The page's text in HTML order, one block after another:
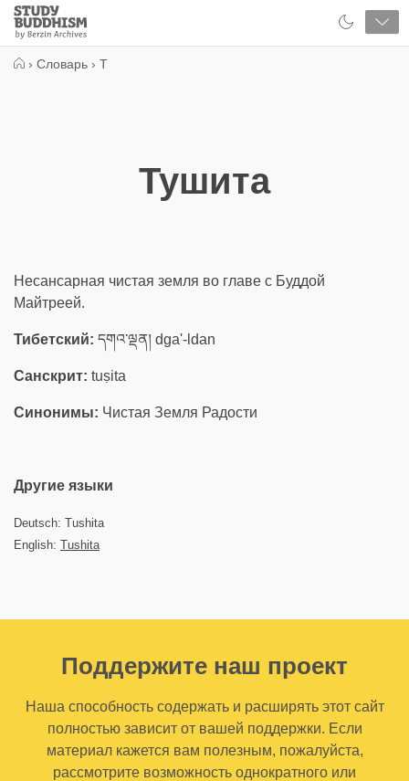
Close
Study
Buddhism
› Словарь › Т
Тушита
Несансарная чистая земля во главе с Буддой
Майтреей.
Тибетский: དགའ་ལྡན། dga'-ldan
Санскрит: tuṣita
Синонимы: Чистая Земля Радости
Другие языки
Deutsch: Tushita
English: Tushita
Поддержите наш проект
Наша способность содержать и расширять этот сайт
полностью зависит от вашей поддержки. Если
материал кажется вам полезным, пожалуйста,
рассмотрите возможность однократного или